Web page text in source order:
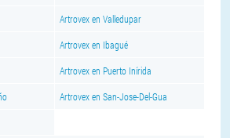
Artrovex en Valledupar
Artrovex en Ibagué
Artrovex en Puerto Inírida
Artrovex en San-Jose-Del-Gua